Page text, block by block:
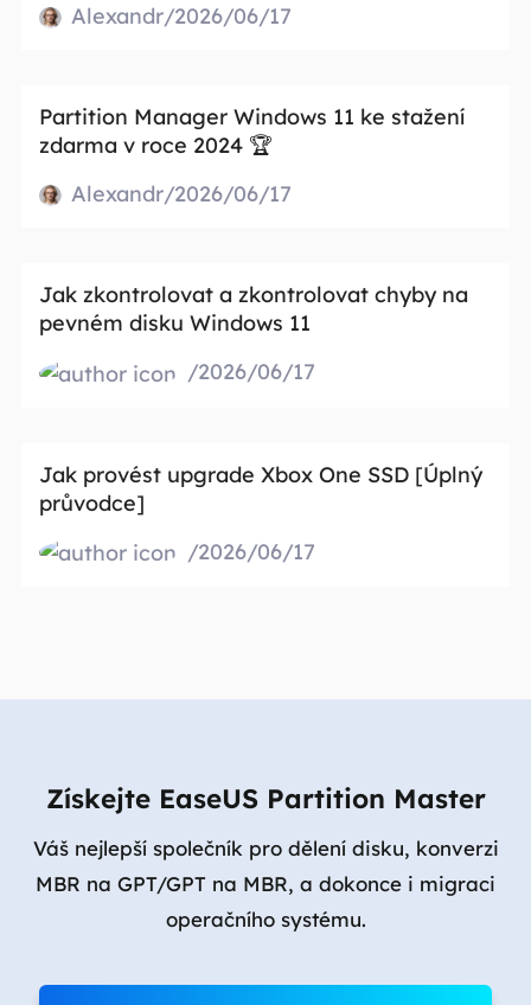
Alexandr/2026/06/17
Partition Manager Windows 11 ke stažení
zdarma v roce 2024 🏆
Alexandr/2026/06/17
Jak zkontrolovat a zkontrolovat chyby na
pevném disku Windows 11
/2026/06/17
Jak provést upgrade Xbox One SSD [Úplný
průvodce]
/2026/06/17
Získejte EaseUS Partition Master
Váš nejlepší společník pro dělení disku, konverzi
MBR na GPT/GPT na MBR, a dokonce i migraci
operačního systému.